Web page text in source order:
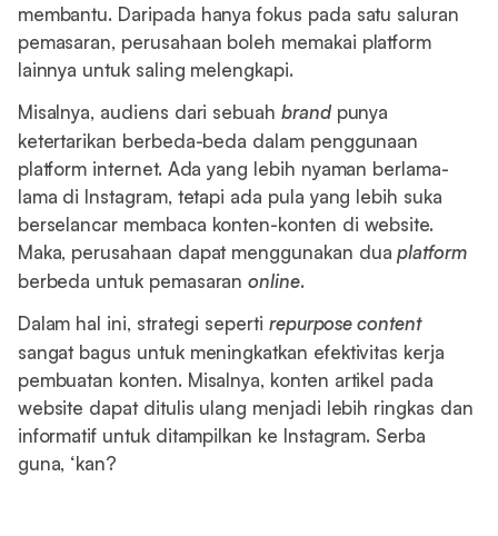
membantu. Daripada hanya fokus pada satu saluran
pemasaran, perusahaan boleh memakai platform
lainnya untuk saling melengkapi.
Misalnya, audiens dari sebuah brandpunya
ketertarikan berbeda-beda dalam penggunaan
platform internet. Ada yang lebih nyaman berlama-
lama di Instagram, tetapi ada pula yang lebih suka
berselancar membaca konten-konten di website.
Maka, perusahaan dapat menggunakan duaplatform
berbeda untuk pemasaranonline.
Dalam hal ini, strategi seperti repurpose content
sangat bagus untuk meningkatkan efektivitas kerja
pembuatan konten. Misalnya, konten artikel pada
website dapat ditulis ulang menjadi lebih ringkas dan
informatif untuk ditampilkan ke Instagram. Serba
guna, ‘kan?